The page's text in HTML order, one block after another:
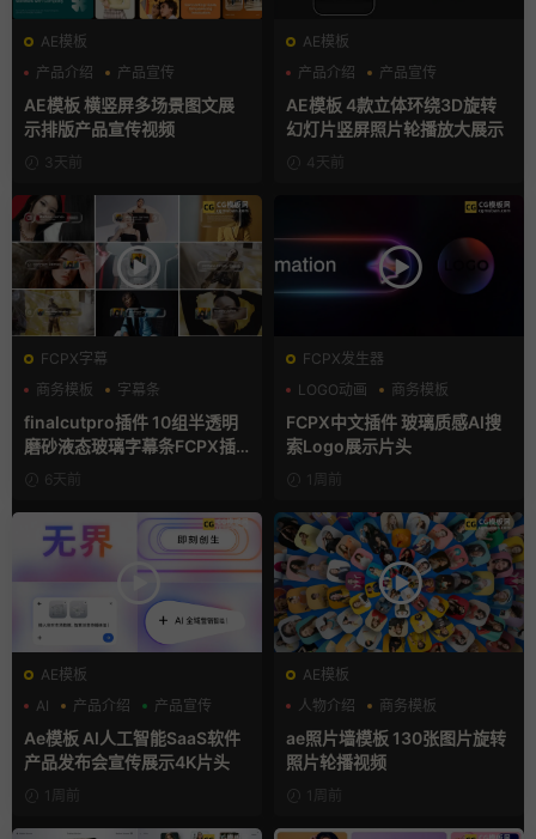
AE模板
产品介绍
产品宣传
产品展示
AE模板 横竖屏多场景图文展
示排版产品宣传视频
3天前
AE模板
产品介绍
产品宣传
产品展示
AE模板 4款立体环绕3D旋转
幻灯片竖屏照片轮播放大展示
4天前
FCPX字幕
商务模板
字幕条
finalcutpro插件 10组半透明
磨砂液态玻璃字幕条FCPX插
6天前
FCPX发生器
LOGO动画
商务模板
支持Intel+M芯片
FCPX中文插件 玻璃质感AI搜
索Logo展示片头
1周前
AE模板
AI
产品介绍 产品宣传
Ae模板 AI人工智能SaaS软件
产品发布会宣传展示4K片头
1周前
AE模板
人物介绍
商务模板
幻灯片
ae照片墙模板 130张图片旋转
照片轮播视频
1周前